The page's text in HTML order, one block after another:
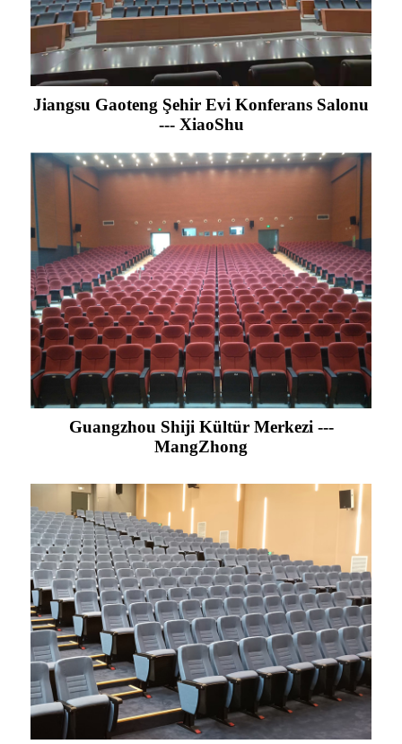
Jiangsu Gaoteng Şehir Evi Konferans Salonu
--- XiaoShu
Guangzhou Shiji Kültür Merkezi ---
MangZhong